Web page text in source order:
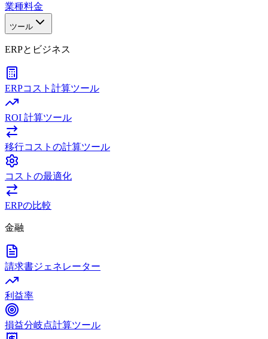
業種料金
ツール
ERPとビジネス
ERPコスト計算ツール
ROI 計算ツール
移行コストの計算ツール
コストの最適化
ERPの比較
金融
請求書ジェネレーター
利益率
損益分岐点計算ツール